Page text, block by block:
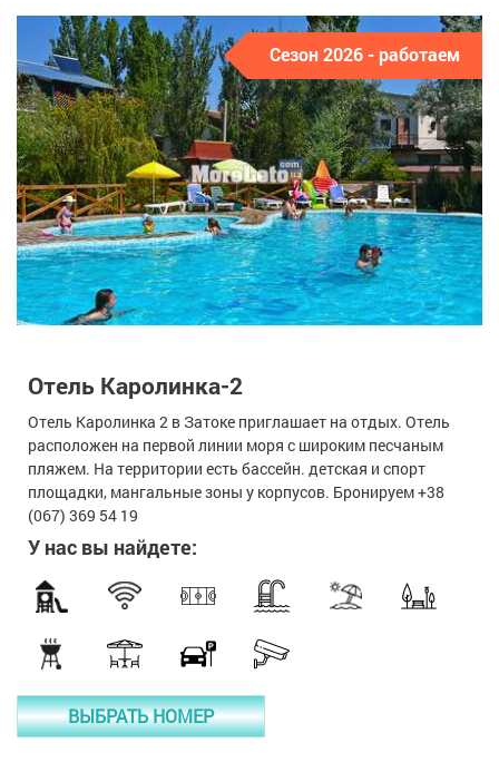
Сезон 2026 - работаем
Отель Каролинка-2
Отель Каролинка 2 в Затоке приглашает на отдых. Отель
расположен на первой линии моря с широким песчаным
пляжем. На территории есть бассейн. детская и спорт
площадки, мангальные зоны у корпусов. Бронируем +38
(067) 369 54 19
У нас вы найдете:
ВЫБРАТЬ НОМЕР